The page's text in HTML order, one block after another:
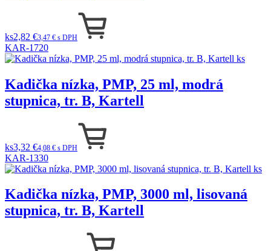
ks2,82 €3,47 € s DPH
KAR-1720
Kadička nízka, PMP, 25 ml, modrá
stupnica, tr. B, Kartell
ks3,32 €4,08 € s DPH
KAR-1330
Kadička nízka, PMP, 3000 ml, lisovaná
stupnica, tr. B, Kartell